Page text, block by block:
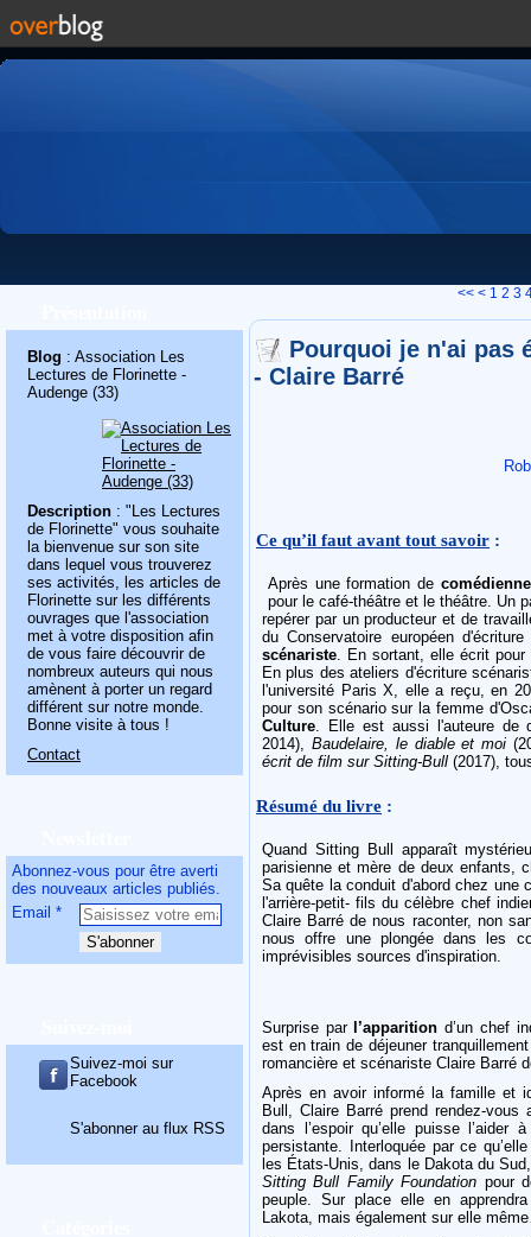
Blog : Association Les
Lectures de Florinette -
Audenge (33)
Description : "Les Lectures
de Florinette" vous souhaite
la bienvenue sur son site
dans lequel vous trouverez
ses activités, les articles de
Florinette sur les différents
ouvrages que l'association
met à votre disposition afin
de vous faire découvrir de
nombreux auteurs qui nous
amènent à porter un regard
différent sur notre monde.
Bonne visite à tous !
Contact
Abonnez-vous pour être averti
des nouveaux articles publiés.
Email
Suivez-moi sur
Facebook
S'abonner au flux RSS
<< < 1 2 3
Pourquoi je n'ai pas
- Claire Barré
Ce qu’il faut avant tout savoir :
Après une formation de comédienne
pour le café-théâtre et le théâtre. Un
repérer par un producteur et de
du Conservatoire européen
scénariste. En sortant, elle écrit
En plus des ateliers d'écriture
l'université Paris X, elle a reçu, en
pour son scénario sur la femme
Culture. Elle est aussi l'auteure de
2014), Baudelaire, le diable et moi
écrit de film sur Sitting-Bull (2017),
Résumé du livre :
Quand Sitting Bull apparaît
parisienne et mère de deux enfants,
Sa quête la conduit d'abord chez une
l'arrière-petit- fils du célèbre chef
Claire Barré de nous raconter, non
nous offre une plongée dans les
imprévisibles sources d'inspiration.
Surprise par l’apparition d’un chef
est en train de déjeuner
romancière et scénariste Claire Barré
Après en avoir informé la famille et
Bull, Claire Barré prend rendez-
dans l’espoir qu’elle puisse l’aider
persistante. Interloquée par ce
les États-Unis, dans le Dakota du
Sitting Bull Family Foundation pour
peuple. Sur place elle en
Lakota, mais également sur elle